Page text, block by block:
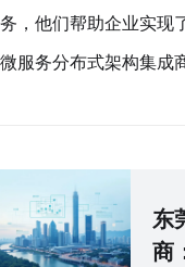
务，他们帮助企业实现
微服务分布式架构集成
东
商